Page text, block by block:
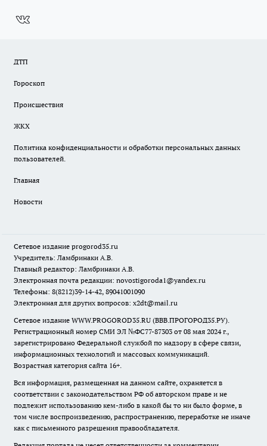
ДТП
Гороскоп
Происшествия
ЖКХ
Политика конфиденциальности и обработки персональных данных
пользователей.
Главная
Новости
Сетевое издание progorod35.ru
Учредитель: Ламбринаки А.В.
Главный редактор: Ламбринаки А.В.
Электронная почта редакции: novostigoroda1@yandex.ru
Телефоны: 8(8212)39-14-42, 89041001090
Электронная для других вопросов: x2dt@mail.ru
Сетевое издание WWW.PROGOROD35.RU (ВВВ.ПРОГОРОД35.РУ).
Регистрационный номер СМИ ЭЛ №ФС77-87303 от 08 мая 2024 г.,
зарегистрировано Федеральной службой по надзору в сфере связи,
информационных технологий и массовых коммуникаций.
Возрастная категория сайта 16+.
Вся информация, размещенная на данном сайте, охраняется в
соответствии с законодательством РФ об авторском праве и не
подлежит использованию кем-либо в какой бы то ни было форме, в
том числе воспроизведению, распространению, переработке не иначе
как с письменного разрешения правообладателя.